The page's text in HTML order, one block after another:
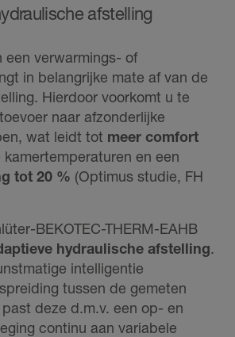
afstelling
een verwarmings- of
in belangrijke mate af van de
Hierdoor voorkomt u te
naar afzonderlijke
wat leidt tot meer comfort
en een
tot 20 % (Optimus studie, FH
BEKOTEC-THERM-EAHB
hydraulische afstelling.
intelligentie
tussen de gemeten
deze d.m.v. een op- en
continu aan variabele